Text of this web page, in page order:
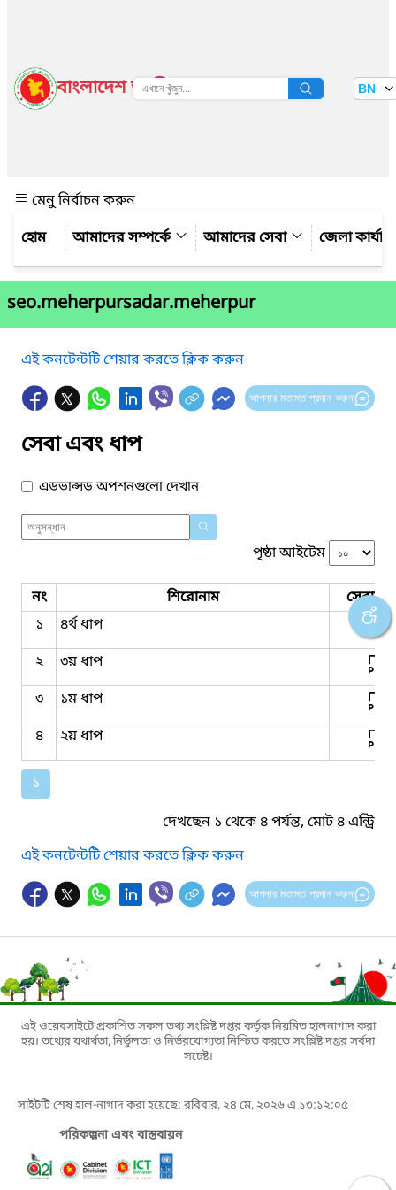
বাংলাদেশ জাতীয় তথ্য বাতায়ন BN
মেনু নির্বাচন করুন
আমাদের সম্পর্কে
আমাদের সেবা জেলা
seo.meherpursadar.meherpur
এই কনটেন্টটি শেয়ার করতে ক্লিক করুন
আপনার মতামত প্রদান করুন
সেবা এবং ধাপ
এডভান্সড অপশনগুলো দেখান
পৃষ্ঠা আইটেম
নং শিরোনাম
সেবার
১
৪র্থ ধাপ
২
৩য় ধাপ
৩
১ম ধাপ
৪
২য় ধাপ
১
দেখছেন ১ থেকে ৪ পর্যন্ত, মোট ৪ এন্ট্রি
এই কনটেন্টটি শেয়ার করতে ক্লিক করুন
আপনার মতামত প্রদান করুন
এই ওয়েবসাইটে প্রকাশিত সকল তথ্য সংশ্লিষ্ট দপ্তর কর্তৃক নিয়মিত হালনাগাদ করা
হয়। তথ্যের যথার্থতা, নির্ভুলতা ও নির্ভরযোগ্যতা নিশ্চিত করতে সংশ্লিষ্ট দপ্তর সর্বদা
সচেষ্ট।
সাইটটি শেষ হাল-নাগাদ করা হয়েছে: রবিবার, ২৪ মে, ২০২৬ এ ১৩:১২:০৫
পরিকল্পনা এবং বাস্তবায়ন